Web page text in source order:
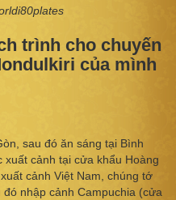
trình cho chuyến
của mình
sau đó ăn sáng tại Bình
cảnh tại cửa khẩu Hoàng
cảnh Việt Nam, chúng tớ
nhập cảnh Campuchia (cửa